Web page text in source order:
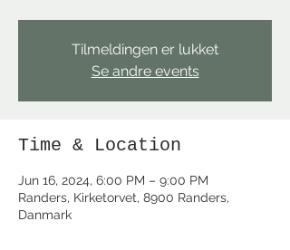
Tilmeldingen er lukket
Se andre events
Time & Location
Jun 16, 2024, 6:00 PM – 9:00 PM
Randers, Kirketorvet, 8900 Randers,
Danmark